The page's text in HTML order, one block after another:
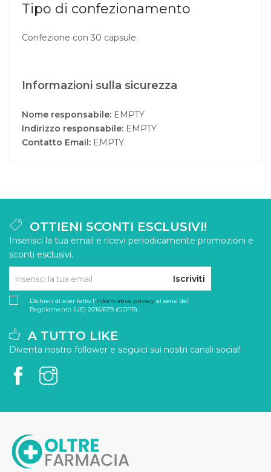
Tipo di confezionamento
Confezione con 30 capsule.
Informazioni sulla sicurezza
Nome responsabile: EMPTY
Indirizzo responsabile: EMPTY
Contatto Email: EMPTY
OTTIENI SCONTI ESCLUSIVI!
Inserisci la tua email e ricevi periodicamente promozioni e
sconti esclusivi.
Iscriviti
Dichiari di aver letto l'informativa privacyai sensi del
Regolamento (UE) 2016/679 (GDPR).
A TUTTO LIKE
Diventa nostro follower e seguici sui nostri canali social!